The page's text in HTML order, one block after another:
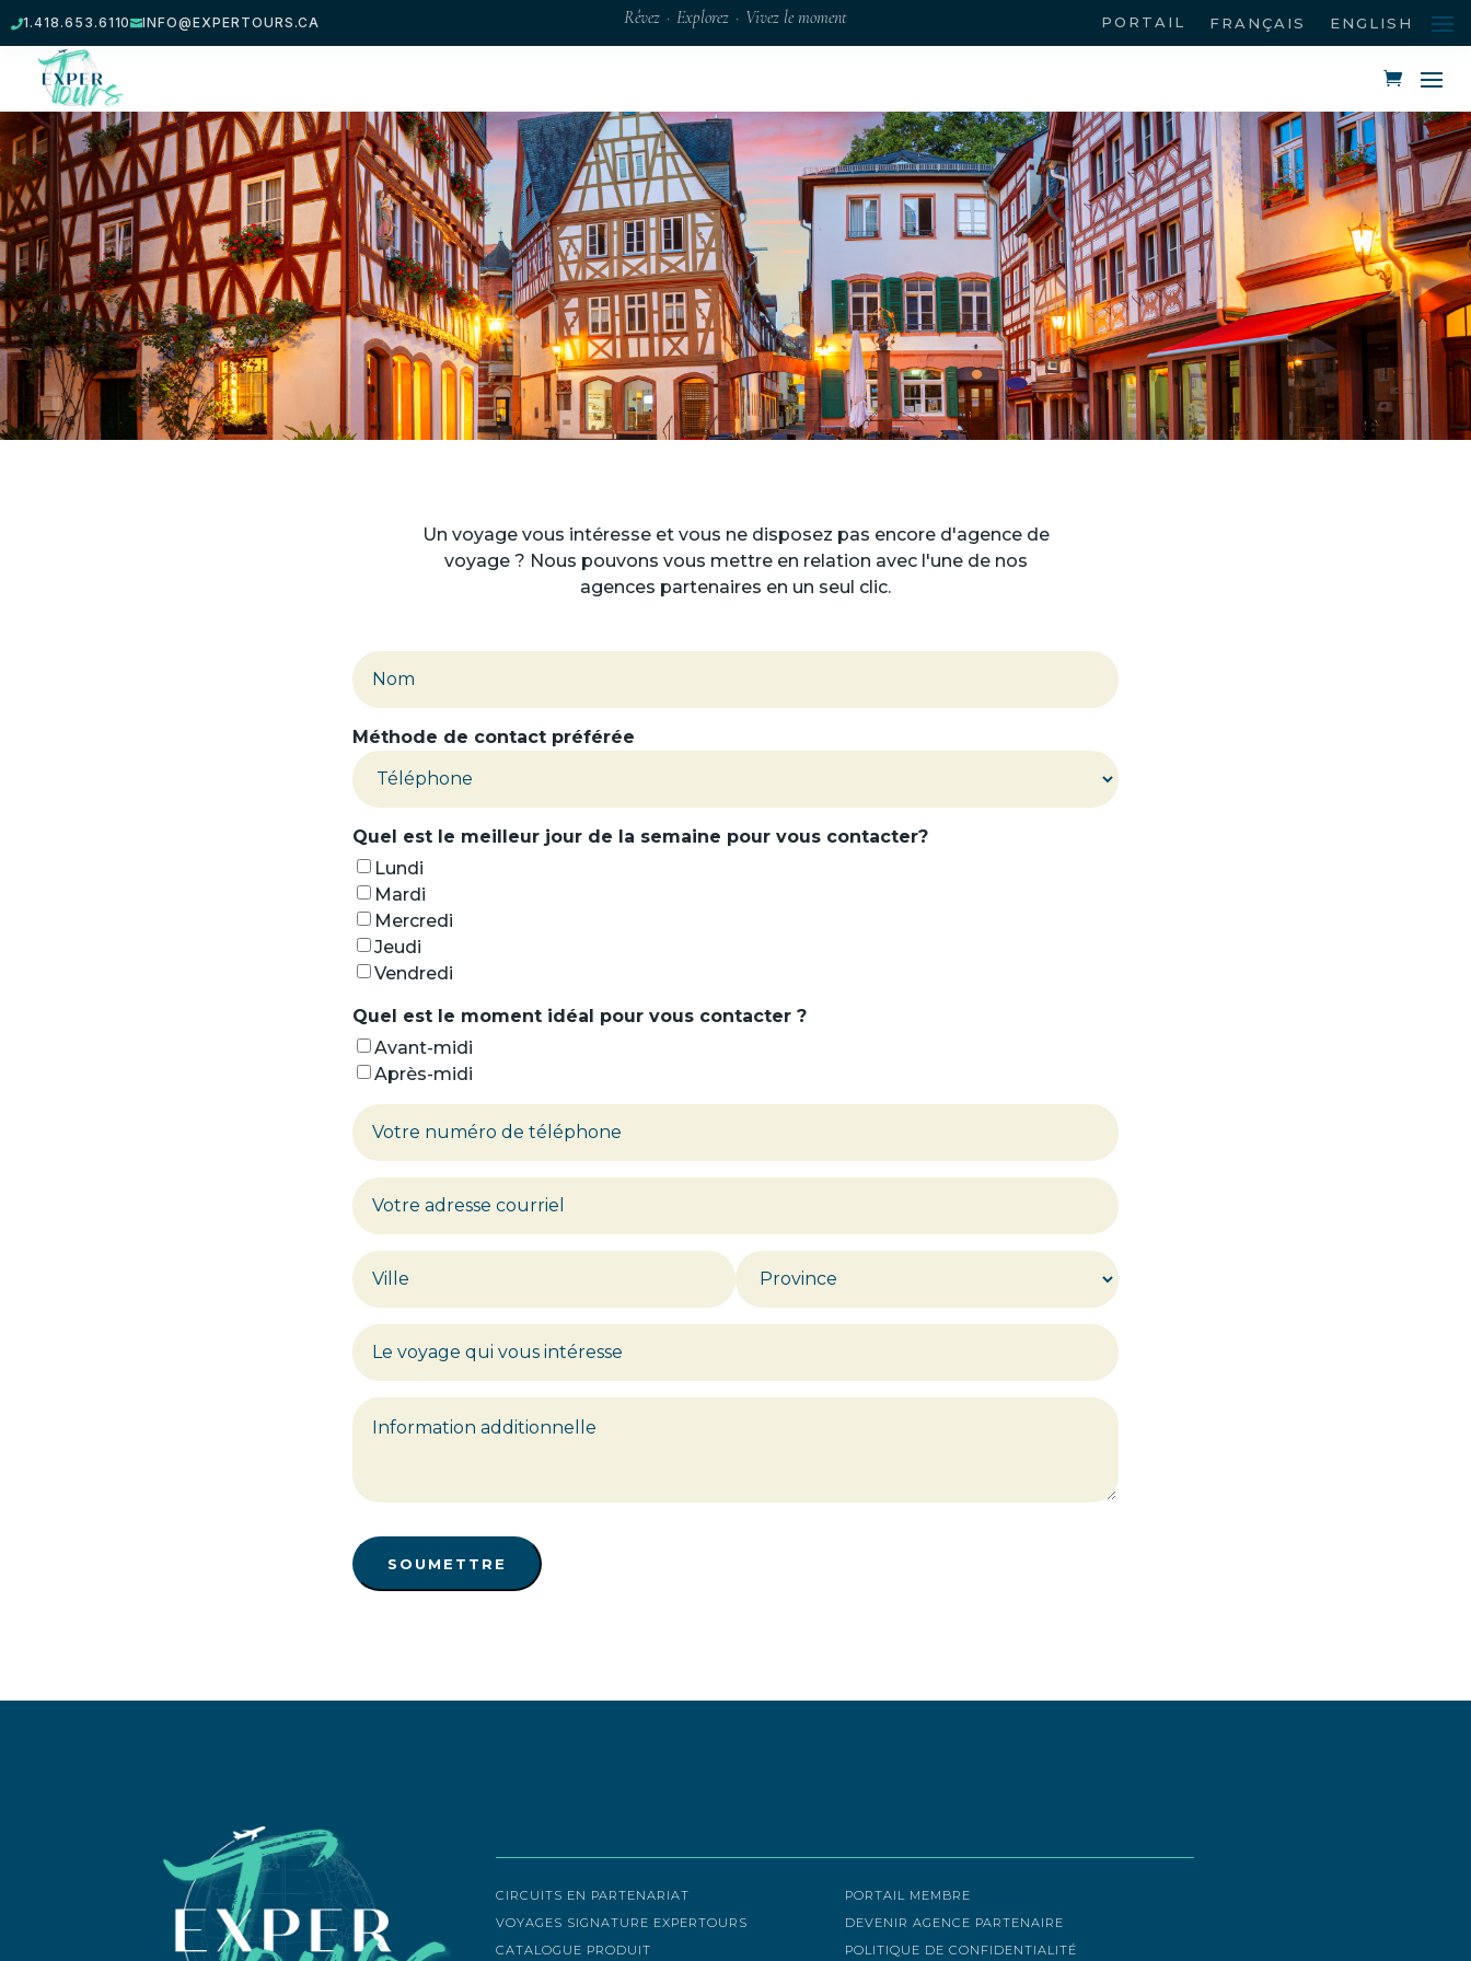
1.418.653.6110INFO@EXPERTOURS.CA Rêvez · Explorez · Vivez le moment PORTAIL FRANÇAIS ENGLISH
Un voyage vous intéresse et vous ne disposez pas encore d'agence de
voyage ? Nous pouvons vous mettre en relation avec l'une de nos
agences partenaires en un seul clic.
Votre
nom*
Méthode de contact préférée
Quel est le meilleur jour de la semaine pour vous contacter?
Lundi
Mardi
Mercredi
Jeudi
Vendredi
Quel est le moment idéal pour vous contacter ?
Avant-midi
Après-midi
Votre
numéro
téléphone
Votre
adresse
courriel*
Votre
adresse
Ville
Province
Le
voyage
qui
vous
intéresse
Information
additionnelle
CIRCUITS EN PARTENARIAT
VOYAGES SIGNATURE EXPERTOURS
CATALOGUE PRODUIT
PORTAIL MEMBRE
DEVENIR AGENCE PARTENAIRE
POLITIQUE DE CONFIDENTIALITÉ